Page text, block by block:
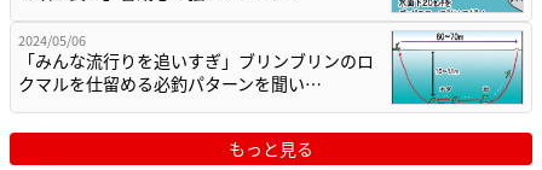
2024/05/06
「みんな流行りを追いすぎ」ブリンブリンのロ
クマルを仕留める必釣パターンを聞い…
もっと見る